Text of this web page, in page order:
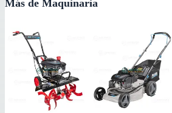
Más de Maquinaria